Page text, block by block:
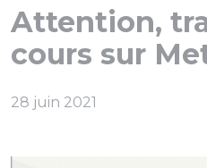
Attention,
cours sur
28 juin 2021